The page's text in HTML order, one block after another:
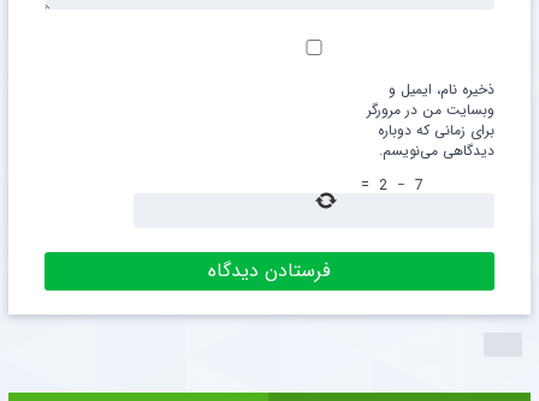
ذخیره نام، ایمیل و
وبسایت من در مرورگر
برای زمانی که دوباره
دیدگاهی می‌نویسم.
7
−
2
=